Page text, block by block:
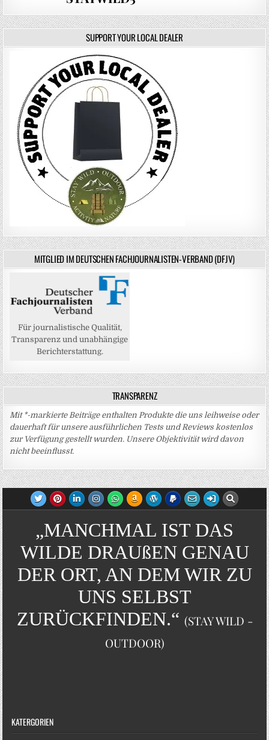
SUPPORT YOUR LOCAL DEALER
MITGLIED IM DEUTSCHEN FACHJOURNALISTEN-VERBAND (DFJV)
Für journalistische Qualität,
Transparenz und unabhängige
Berichterstattung.
TRANSPARENZ
Mit *-markierte Beiträge enthalten Produkte die uns leihweise oder
dauerhaft für unsere ausführlichen Tests und Reviews kostenlos
zur Verfügung gestellt wurden. Unsere Objektivität wird davon
nicht beeinflusst.
„MANCHMAL IST DAS
WILDE DRAUßEN GENAU
DER ORT, AN DEM WIR ZU
UNS SELBST
ZURÜCKFINDEN.“ (STAY WILD -
OUTDOOR)
KATERGORIEN